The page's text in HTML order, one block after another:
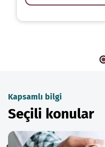
Kapsamlı bilgi
Seçili konular